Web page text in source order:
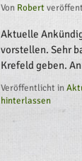
Von Robert
Aktuelle
vorstellen. Sehr
Krefeld geben.
Veröffentlicht in
hinterlassen